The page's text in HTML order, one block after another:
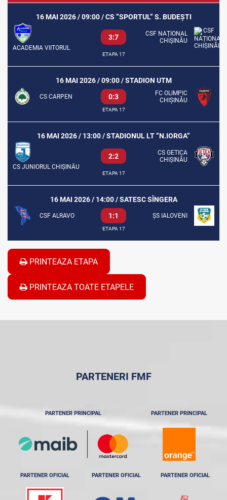
16 MAI 2026 / 09:00 / CS ”SPORTUL” S. BUDEȘTI
ACADEMIA VIITORUL
3:7
CSF NAȚIONAL
CHIȘINĂU
ETAPA 17
16 MAI 2026 / 09:00 / STADION UTM
CS CARPEN 0:3
FC OLIMPIC
CHIȘINĂU
ETAPA 17
16 MAI 2026 / 13:00 / STADIONUL LT ”N.IORGA”
CS JUNIORUL CHIȘINĂU
2:2
CS GETICA
CHIȘINĂU
ETAPA 17
16 MAI 2026 / 14:00 / SATESC SÎNGERA
CSF ALRAVO 1:1 ȘS IALOVENI
ETAPA 17
PRINTEAZA ETAPA
PRINTEAZA TOATE ETAPELE
PARTENERI FMF
PARTENER PRINCIPAL PARTENER PRINCIPAL
PARTENER OFICIAL PARTENER OFICIAL PARTENER OFICIAL